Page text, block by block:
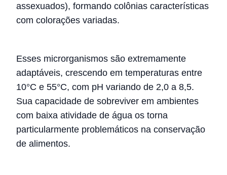
assexuados), formando colônias características
com colorações variadas.
Esses microrganismos são extremamente
adaptáveis, crescendo em temperaturas entre
10°C e 55°C, com pH variando de 2,0 a 8,5.
Sua capacidade de sobreviver em ambientes
com baixa atividade de água os torna
particularmente problemáticos na conservação
de alimentos.